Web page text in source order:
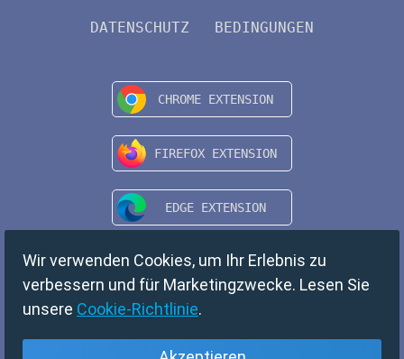
DATENSCHUTZ BEDINGUNGEN
Wir verwenden Cookies, um Ihr Erlebnis zu
verbessern und für Marketingzwecke. Lesen Sie
unsere Cookie-Richtlinie.